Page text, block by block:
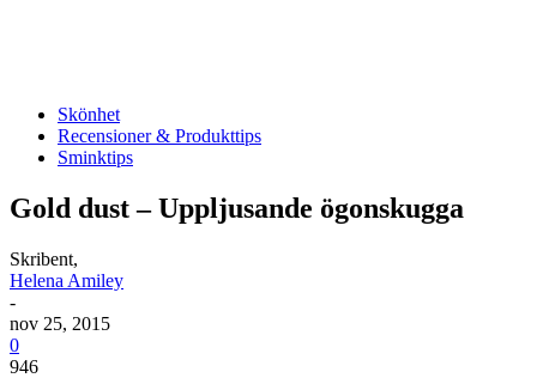
Skönhet
Recensioner & Produkttips
Sminktips
Gold dust – Uppljusande ögonskugga
Skribent,
Helena Amiley
-
nov 25, 2015
0
946